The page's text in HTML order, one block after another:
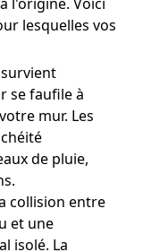
lesquelles vos
se faufile à
mur. Les
de pluie,
collision entre
et une
isolé. La